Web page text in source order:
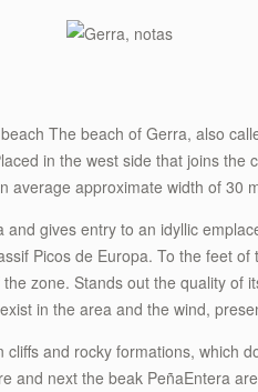
The beach of Gerra, also
in the west side that joins the
average approximate width of 30
gives entry to an idyllic
Picos de Europa. To the feet
zone. Stands out the quality
in the area and the wind,
and rocky formations, which
and next the beak PeñaEntera